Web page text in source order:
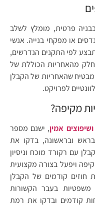
פרטית, מומלץ לשלב
או מפקחי בנייה. אנשי
לפי התקנים הנדרשים,
חלק מהאחריות הכוללת של
שהאחריות של הקבלן
לפרויקט.
מקיפה?
אמין, ישנם מספר
ובראשונה, בדקו את
עם רקורד מוכח וניסיון
ויפעל בצורה מקצועית
חוזים קודמים של הקבלן
משפטיות בעבר הקשורות
קודמים ובדקו את רמת